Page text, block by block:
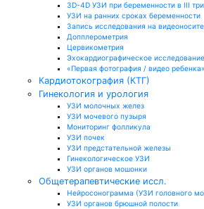
3D-4D УЗИ при беременности в III
УЗИ на ранних сроках беременности
Запись исследования на
Допплерометрия
Цервикометрия
Эхокардиографическое
«Первая фотография / видео ребенка»
Кардиотокография (КТГ)
Гинекология и урология
УЗИ молочных желез
УЗИ мочевого пузыря
Мониторинг фолликула
УЗИ почек
УЗИ предстательной железы
Гинекологическое УЗИ
УЗИ органов мошонки
Общетерапевтические иссл.
Нейросонограмма (УЗИ головного
УЗИ органов брюшной полости